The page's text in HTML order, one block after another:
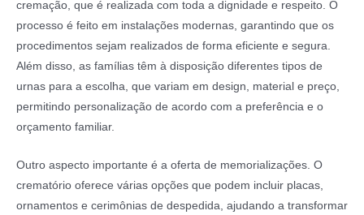
cremação, que é realizada com toda a dignidade e respeito. O
processo é feito em instalações modernas, garantindo que os
procedimentos sejam realizados de forma eficiente e segura.
Além disso, as famílias têm à disposição diferentes tipos de
urnas para a escolha, que variam em design, material e preço,
permitindo personalização de acordo com a preferência e o
orçamento familiar.
Outro aspecto importante é a oferta de memorializações. O
crematório oferece várias opções que podem incluir placas,
ornamentos e cerimônias de despedida, ajudando a transformar